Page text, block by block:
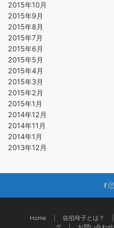
2015年10月
2015年9月
2015年8月
2015年7月
2015年6月
2015年5月
2015年4月
2015年3月
2015年2月
2015年1月
2014年12月
2014年11月
2014年1月
2013年12月
Home 佐伯玲子とは？